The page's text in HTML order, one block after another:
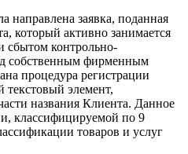
направлена заявка, поданная
который активно занимается
сбытом контрольно-
собственным фирменным
процедура регистрации
элемент,
названия Клиента. Данное
классифицируемой по 9
товаров и услуг